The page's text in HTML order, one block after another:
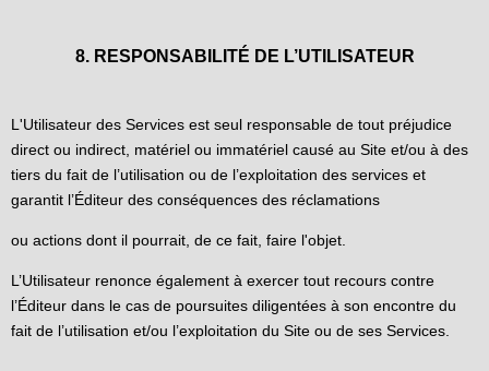
8. RESPONSABILITÉ DE L’UTILISATEUR
L'Utilisateur des Services est seul responsable de tout préjudice
direct ou indirect, matériel ou immatériel causé au Site et/ou à des
tiers du fait de l’utilisation ou de l’exploitation des services et
garantit l’Éditeur des conséquences des réclamations
ou actions dont il pourrait, de ce fait, faire l'objet.
L’Utilisateur renonce également à exercer tout recours contre
l’Éditeur dans le cas de poursuites diligentées à son encontre du
fait de l’utilisation et/ou l’exploitation du Site ou de ses Services.